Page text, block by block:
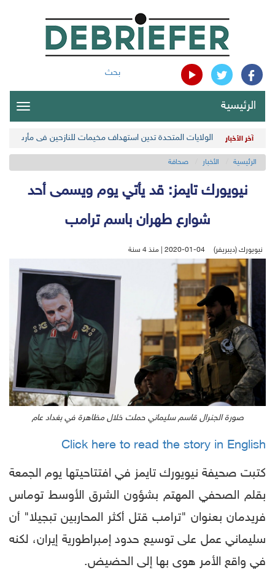
بحث
الرئيسية
آخر الأخبار الولايات المتحدة تدين استهداف مخيمات للنازحين في مأرب
الرئيسية الأخبار صحافة
نيويورك تايمز: قد يأتي يوم ويسمى أحد
شوارع طهران باسم ترامب
نيويورك (ديبريفر) 2020-01-04 | منذ 4 سنة
صورة الجنرال قاسم سليماني حملت خلال مظاهرة في بغداد عام
Click here to read the story in English
كتبت صحيفة نيويورك تايمز في افتتاحيتها يوم الجمعة
بقلم الصحفي المهتم بشؤون الشرق الأوسط توماس
فريدمان بعنوان "ترامب قتل أكثر المحاربين تبجيلا" أن
سليماني عمل على توسيع حدود إمبراطورية إيران، لكنه
في واقع الأمر هوى بها إلى الحضيض.